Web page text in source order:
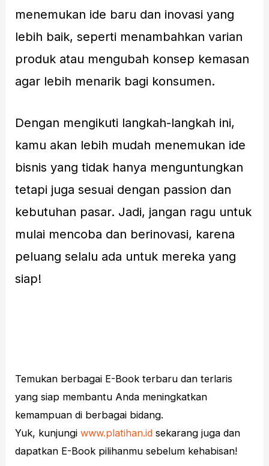
menemukan ide baru dan inovasi yang
lebih baik, seperti menambahkan varian
produk atau mengubah konsep kemasan
agar lebih menarik bagi konsumen.
Dengan mengikuti langkah-langkah ini,
kamu akan lebih mudah menemukan ide
bisnis yang tidak hanya menguntungkan
tetapi juga sesuai dengan passion dan
kebutuhan pasar. Jadi, jangan ragu untuk
mulai mencoba dan berinovasi, karena
peluang selalu ada untuk mereka yang
siap!
Temukan berbagai E-Book terbaru dan terlaris
yang siap membantu Anda meningkatkan
kemampuan di berbagai bidang.
Yuk, kunjungiwww.platihan.id sekarang juga dan
dapatkan E-Book pilihanmu sebelum kehabisan!